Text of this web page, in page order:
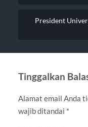
President
Tinggalkan
Alamat email Anda
wajib ditandai *